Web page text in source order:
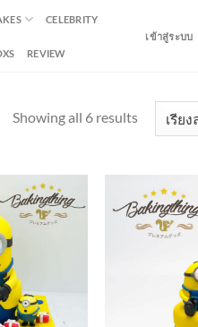
CELEBRITY
REVIEW
เข้าสู่ระบบ
Showing all 6 results